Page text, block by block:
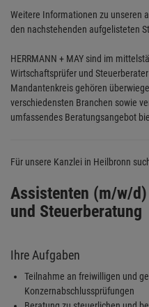
Weitere Informationen zu unseren
den nachstehenden aufgelisteten
HERRMANN + MAY sind im
Wirtschaftsprüfer und
Mandantenkreis gehören
verschiedensten Branchen sowie
umfassendes Beratungsangebot
Für unsere Kanzlei in Heilbronn
Assistenten (m/w/
und Steuerberatung
Ihre Aufgaben
Teilnahme an freiwilligen und
Konzernabschlussprüfungen